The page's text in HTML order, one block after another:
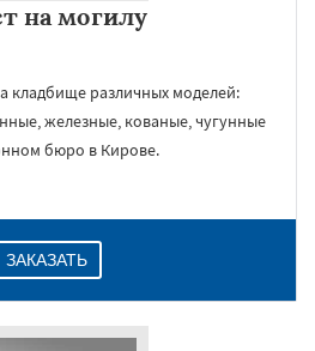
на могилу
кладбище различных моделей:
железные, кованые, чугунные
бюро в Кирове.
ЗАКАЗАТЬ